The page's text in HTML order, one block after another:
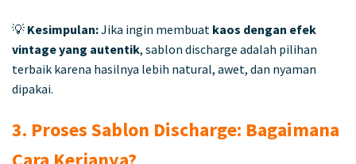
💡 Kesimpulan:Jika ingin membuat kaos dengan efek
vintage yang autentik, sablon discharge adalah pilihan
terbaik karena hasilnya lebih natural, awet, dan nyaman
dipakai.
3. Proses Sablon Discharge: Bagaimana